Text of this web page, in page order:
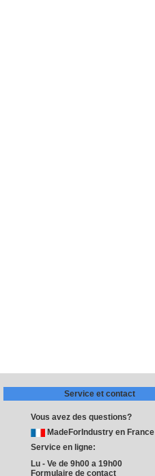
Service et contact
Vous avez des questions?
MadeForIndustry en France
Service en ligne:
Lu - Ve de 9h00 a 19h00
Formulaire de contact